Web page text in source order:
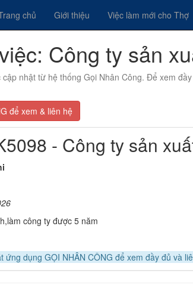
chủ Giới thiệu Việc làm mới cho Thợ
Công ty sản
nhật từ hệ thống Gọi Nhân Công. Để xem
để xem & liên hệ
- Công ty sản
công ty được 5 năm
ứng dụng GỌI NHÂN CÔNG để xem đầy đủ và